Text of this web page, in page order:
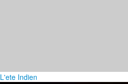
L'ete Indien